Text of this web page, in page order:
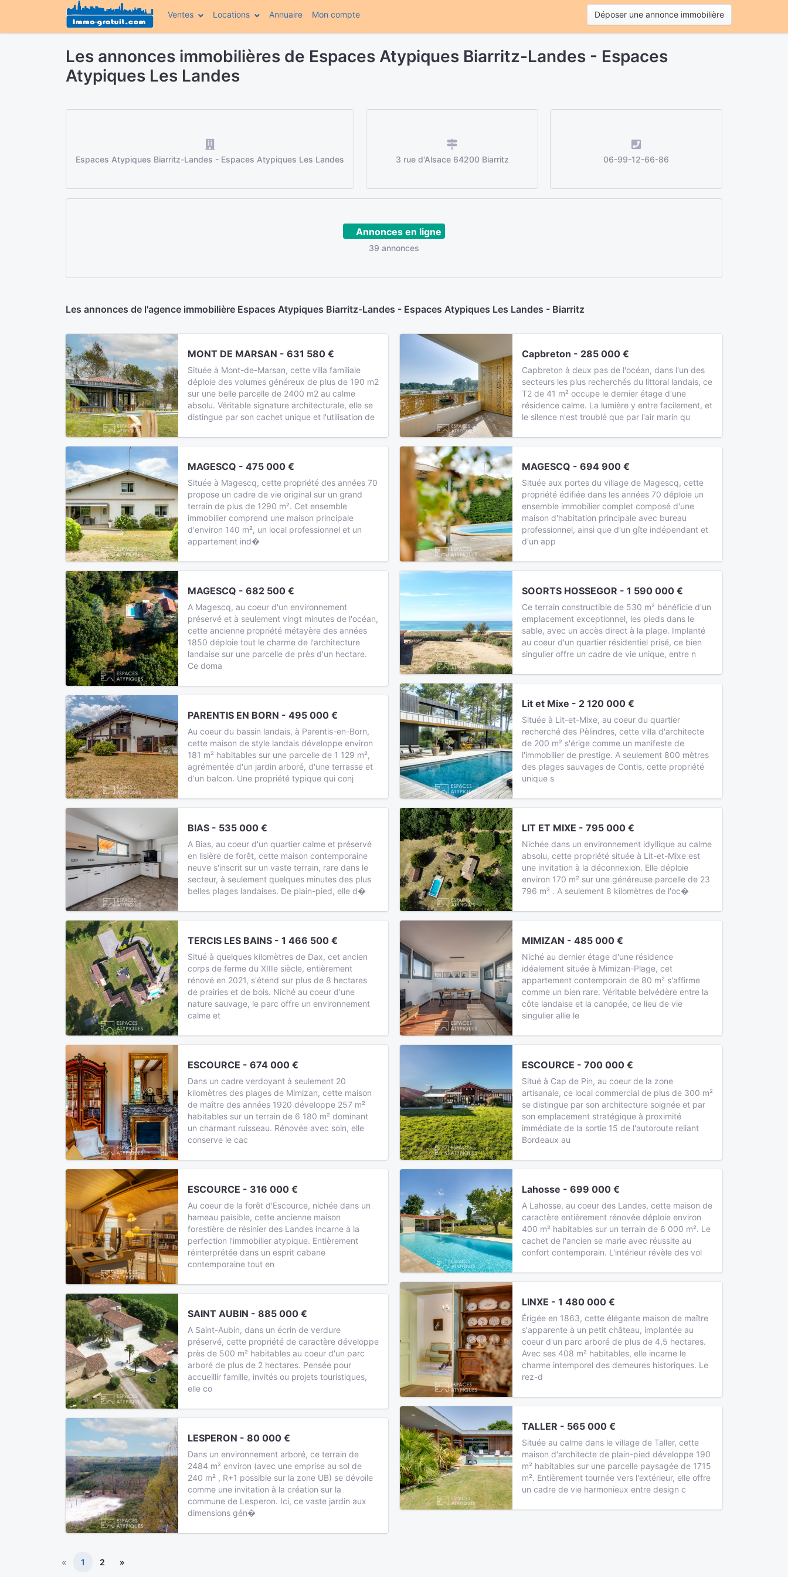
Ventes Locations Annuaire Mon compte(current) Déposer une annonce immobilière
Les annonces immobilières de Espaces Atypiques Biarritz-Landes - Espaces
Atypiques Les Landes
Espaces Atypiques Biarritz-Landes - Espaces Atypiques Les Landes 3 rue d'Alsace 64200 Biarritz 06-99-12-66-86
Annonces en ligne
39 annonces
Les annonces de l'agence immobilière Espaces Atypiques Biarritz-Landes - Espaces Atypiques Les Landes - Biarritz
MONT DE MARSAN - 631 580 €
Située à Mont-de-Marsan, cette villa familiale
déploie des volumes généreux de plus de 190 m2
sur une belle parcelle de 2400 m2 au calme
absolu. Véritable signature architecturale, elle se
distingue par son cachet unique et l'utilisation de
MAGESCQ - 475 000 €
Située à Magescq, cette propriété des années 70
propose un cadre de vie original sur un grand
terrain de plus de 1290 m². Cet ensemble
immobilier comprend une maison principale
d'environ 140 m², un local professionnel et un
appartement ind�
MAGESCQ - 682 500 €
A Magescq, au coeur d'un environnement
préservé et à seulement vingt minutes de l'océan,
cette ancienne propriété métayère des années
1850 déploie tout le charme de l'architecture
landaise sur une parcelle de près d'un hectare.
Ce doma
PARENTIS EN BORN - 495 000 €
Au coeur du bassin landais, à Parentis-en-Born,
cette maison de style landais développe environ
181 m² habitables sur une parcelle de 1 129 m²,
agrémentée d'un jardin arboré, d'une terrasse et
d'un balcon. Une propriété typique qui conj
BIAS - 535 000 €
A Bias, au coeur d'un quartier calme et préservé
en lisière de forêt, cette maison contemporaine
neuve s'inscrit sur un vaste terrain, rare dans le
secteur, à seulement quelques minutes des plus
belles plages landaises. De plain-pied, elle d�
TERCIS LES BAINS - 1 466 500 €
Situé à quelques kilomètres de Dax, cet ancien
corps de ferme du XIIIe siècle, entièrement
rénové en 2021, s'étend sur plus de 8 hectares
de prairies et de bois. Niché au coeur d'une
nature sauvage, le parc offre un environnement
calme et
ESCOURCE - 674 000 €
Dans un cadre verdoyant à seulement 20
kilomètres des plages de Mimizan, cette maison
de maître des années 1920 développe 257 m²
habitables sur un terrain de 6 180 m² dominant
un charmant ruisseau. Rénovée avec soin, elle
conserve le cac
ESCOURCE - 316 000 €
Au coeur de la forêt d'Escource, nichée dans un
hameau paisible, cette ancienne maison
forestière de résinier des Landes incarne à la
perfection l'immobilier atypique. Entièrement
réinterprétée dans un esprit cabane
contemporaine tout en
SAINT AUBIN - 885 000 €
A Saint-Aubin, dans un écrin de verdure
préservé, cette propriété de caractère développe
près de 500 m² habitables au coeur d'un parc
arboré de plus de 2 hectares. Pensée pour
accueillir famille, invités ou projets touristiques,
elle co
LESPERON - 80 000 €
Dans un environnement arboré, ce terrain de
2484 m² environ (avec une emprise au sol de
240 m² , R+1 possible sur la zone UB) se dévoile
comme une invitation à la création sur la
commune de Lesperon. Ici, ce vaste jardin aux
dimensions gén�
Capbreton - 285 000 €
Capbreton à deux pas de l'océan, dans l'un des
secteurs les plus recherchés du littoral landais, ce
T2 de 41 m² occupe le dernier étage d'une
résidence calme. La lumière y entre facilement, et
le silence n'est troublé que par l'air marin qu
MAGESCQ - 694 900 €
Située aux portes du village de Magescq, cette
propriété édifiée dans les années 70 déploie un
ensemble immobilier complet composé d'une
maison d'habitation principale avec bureau
professionnel, ainsi que d'un gîte indépendant et
d'un app
SOORTS HOSSEGOR - 1 590 000 €
Ce terrain constructible de 530 m² bénéficie d'un
emplacement exceptionnel, les pieds dans le
sable, avec un accès direct à la plage. Implanté
au coeur d'un quartier résidentiel prisé, ce bien
singulier offre un cadre de vie unique, entre n
Lit et Mixe - 2 120 000 €
Située à Lit-et-Mixe, au coeur du quartier
recherché des Pèlindres, cette villa d'architecte
de 200 m² s'érige comme un manifeste de
l'immobilier de prestige. A seulement 800 mètres
des plages sauvages de Contis, cette propriété
unique s
LIT ET MIXE - 795 000 €
Nichée dans un environnement idyllique au calme
absolu, cette propriété située à Lit-et-Mixe est
une invitation à la déconnexion. Elle déploie
environ 170 m² sur une généreuse parcelle de 23
796 m² . A seulement 8 kilomètres de l'oc�
MIMIZAN - 485 000 €
Niché au dernier étage d'une résidence
idéalement située à Mimizan-Plage, cet
appartement contemporain de 80 m² s'affirme
comme un bien rare. Véritable belvédère entre la
côte landaise et la canopée, ce lieu de vie
singulier allie le
ESCOURCE - 700 000 €
Situé à Cap de Pin, au coeur de la zone
artisanale, ce local commercial de plus de 300 m²
se distingue par son architecture soignée et par
son emplacement stratégique à proximité
immédiate de la sortie 15 de l'autoroute reliant
Bordeaux au
Lahosse - 699 000 €
A Lahosse, au coeur des Landes, cette maison de
caractère entièrement rénovée déploie environ
400 m² habitables sur un terrain de 6 000 m². Le
cachet de l'ancien se marie avec réussite au
confort contemporain. L'intérieur révèle des vol
LINXE - 1 480 000 €
Érigée en 1863, cette élégante maison de maître
s'apparente à un petit château, implantée au
coeur d'un parc arboré de plus de 4,5 hectares.
Avec ses 408 m² habitables, elle incarne le
charme intemporel des demeures historiques. Le
rez-d
TALLER - 565 000 €
Située au calme dans le village de Taller, cette
maison d'architecte de plain-pied développe 190
m² habitables sur une parcelle paysagée de 1715
m². Entièrement tournée vers l'extérieur, elle offre
un cadre de vie harmonieux entre design c
« 1 2 »